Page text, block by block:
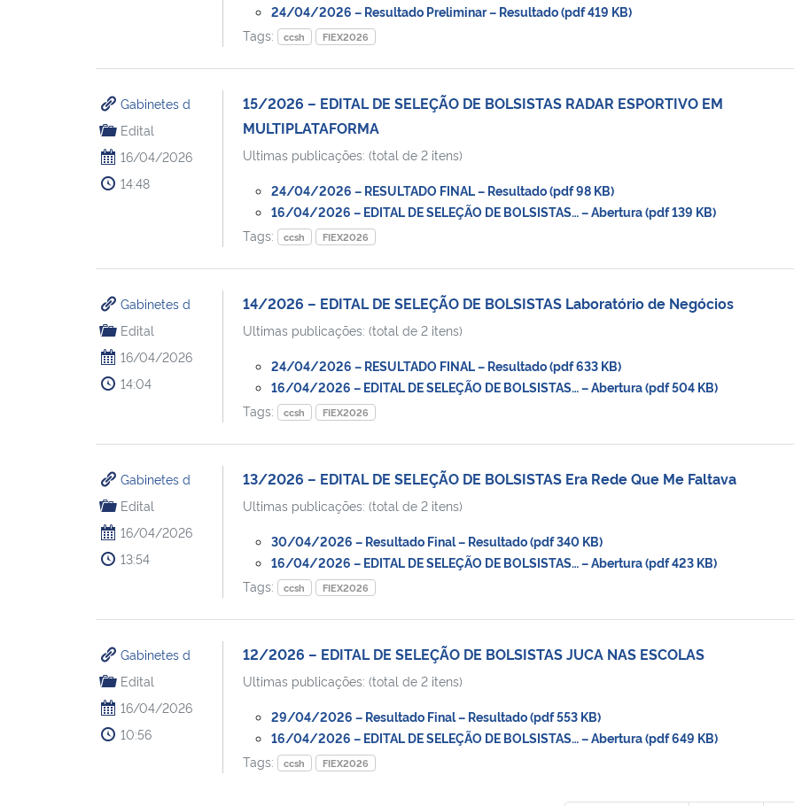
24/04/2026 – Resultado Preliminar – Resultado (pdf 419 KB)
Tags:
ccsh FIEX2026
Gabinetes d
Edital
16/04/2026
14:48
15/2026 – EDITAL DE SELEÇÃO DE BOLSISTAS RADAR ESPORTIVO EM
MULTIPLATAFORMA
Ultimas publicações: (total de 2 itens)
24/04/2026 – RESULTADO FINAL – Resultado (pdf 98 KB)
16/04/2026 – EDITAL DE SELEÇÃO DE BOLSISTAS… – Abertura (pdf 139 KB)
Tags:
ccsh FIEX2026
Gabinetes d
Edital
16/04/2026
14:04
14/2026 – EDITAL DE SELEÇÃO DE BOLSISTAS Laboratório de Negócios
Ultimas publicações: (total de 2 itens)
24/04/2026 – RESULTADO FINAL – Resultado (pdf 633 KB)
16/04/2026 – EDITAL DE SELEÇÃO DE BOLSISTAS… – Abertura (pdf 504 KB)
Tags:
ccsh FIEX2026
Gabinetes d
Edital
16/04/2026
13:54
13/2026 – EDITAL DE SELEÇÃO DE BOLSISTAS Era Rede Que Me Faltava
Ultimas publicações: (total de 2 itens)
30/04/2026 – Resultado Final – Resultado (pdf 340 KB)
16/04/2026 – EDITAL DE SELEÇÃO DE BOLSISTAS… – Abertura (pdf 423 KB)
Tags:
ccsh FIEX2026
Gabinetes d
Edital
16/04/2026
10:56
12/2026 – EDITAL DE SELEÇÃO DE BOLSISTAS JUCA NAS ESCOLAS
Ultimas publicações: (total de 2 itens)
29/04/2026 – Resultado Final – Resultado (pdf 553 KB)
16/04/2026 – EDITAL DE SELEÇÃO DE BOLSISTAS… – Abertura (pdf 649 KB)
Tags:
ccsh FIEX2026